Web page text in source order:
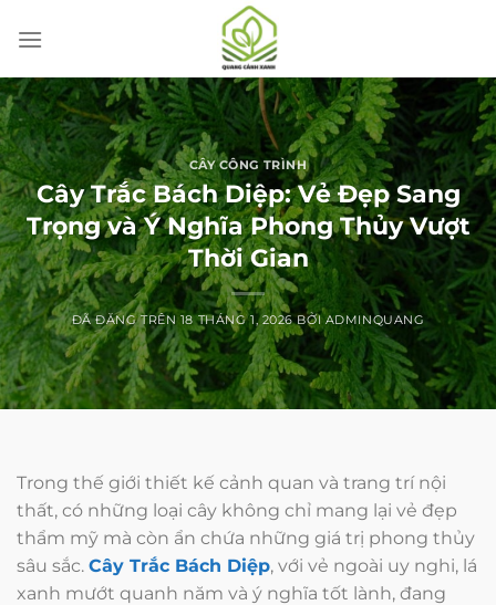
đến
dung
CÂY CÔNG TRÌNH
Cây Trắc Bách Diệp: Vẻ Đẹp Sang
Trọng và Ý Nghĩa Phong Thủy Vượt
Thời Gian
ĐÃ ĐĂNG TRÊN 18 THÁNG 1, 2026 BỞIADMINQUANG
Trong thế giới thiết kế cảnh quan và trang trí nội
thất, có những loại cây không chỉ mang lại vẻ đẹp
thẩm mỹ mà còn ẩn chứa những giá trị phong thủy
sâu sắc. Cây Trắc Bách Diệp, với vẻ ngoài uy nghi, lá
xanh mướt quanh năm và ý nghĩa tốt lành, đang